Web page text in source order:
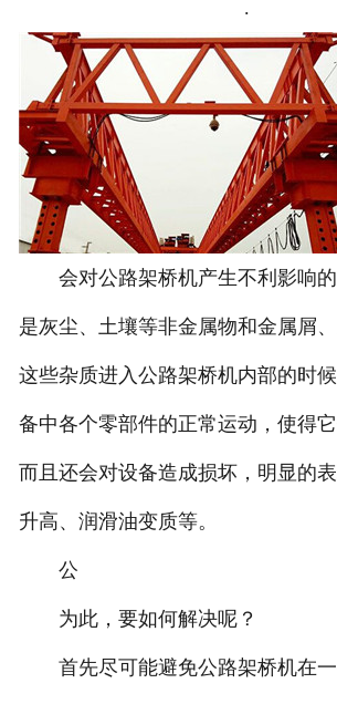
.
会对公路架桥机产生不利影响的
是灰尘、土壤等非金属物和金属屑
这些杂质进入公路架桥机内部的时
备中各个零部件的正常运动，使得
而且还会对设备造成损坏，明显的
升高、润滑油变质等。
公
为此，要如何解决呢？
首先尽可能避免公路架桥机在一